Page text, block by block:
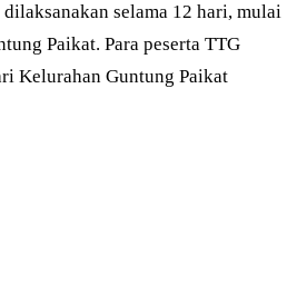
selama 12 hari, mulai
Paikat. Para peserta TTG
Kelurahan Guntung Paikat